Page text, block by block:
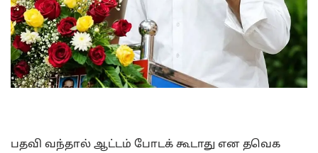
பதவி வந்தால் ஆட்டம் போடக் கூடாது என தவெக